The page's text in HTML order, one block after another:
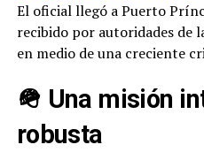
El oficial llegó aPuerto
recibido por autoridades de
en medio de una creciente
🪖 Una misión
robusta